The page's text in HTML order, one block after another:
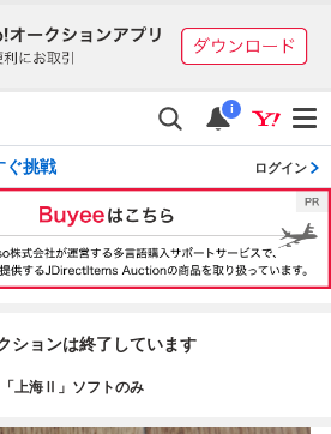
i
挑戦 ログイン
ションは終了しています
「上海Ⅱ」ソフトのみ